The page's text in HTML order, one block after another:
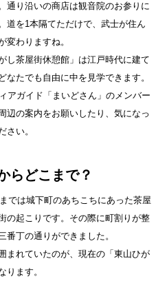
通り沿いの商店は観音院のお参りに
道を1本隔てただけで、武士が住ん
変わりますね。
し茶屋街休憩館」は江戸時代に建て
なたでも自由に中を見学できます。
アガイド「まいどさん」のメンバー
辺の案内をお願いしたり、気になっ
さい。
らどこまで？
では城下町のあちこちにあった茶屋
の起こりです。その際に町割りが整
番丁の通りができました。
まれていたのが、現在の「東山ひが
ります。